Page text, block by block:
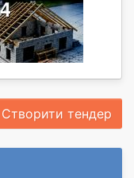
Створити тендер